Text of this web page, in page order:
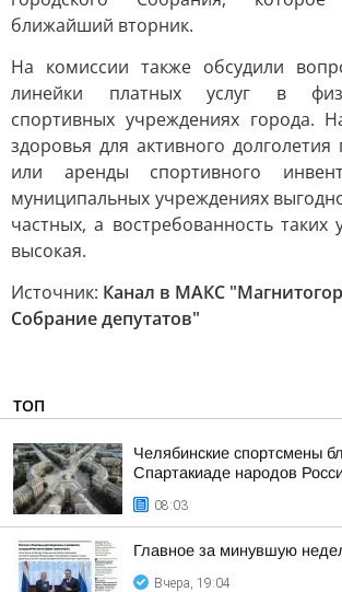
ближайший вторник.
На комиссии также обсудили
линейки платных услуг в
спортивных учреждениях города.
здоровья для активного
или аренды спортивного
муниципальных учреждениях
частных, а востребованность таких
высокая.
Источник: Канал в МАКС
Собрание депутатов"
ТОП
Челябинские спортсмены
Спартакиаде народов
08:03
Главное за минувшую
Вчера, 19:04